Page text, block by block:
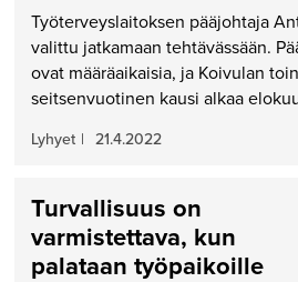
Työterveyslaitoksen pääjohtaja
valittu jatkamaan tehtävässään.
ovat määräaikaisia, ja Koivulan
seitsenvuotinen kausi alkaa
Lyhyet | 21.4.2022
Turvallisuus on
varmistettava, kun
palataan työpaikoille